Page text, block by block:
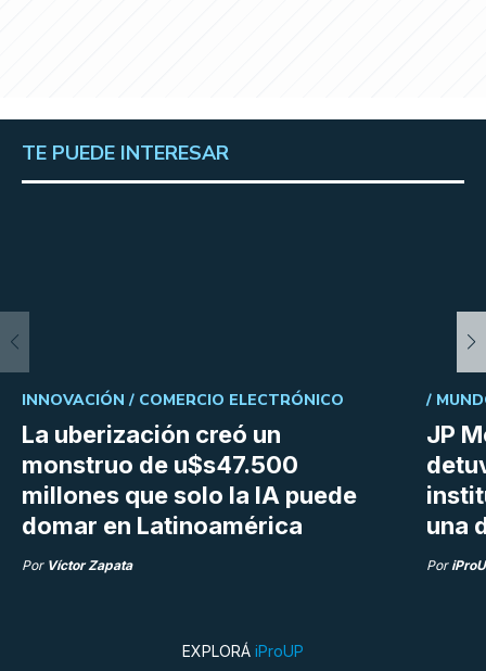
TE PUEDE INTERESAR
La uberización creó un
monstruo de u$s47.500
millones que solo la IA puede
domar en Latinoamérica
INNOVACIÓN / COMERCIO ELECTRÓNICO
Por Víctor Zapata
JP
una
/
Por
EXPLORÁ iProUP